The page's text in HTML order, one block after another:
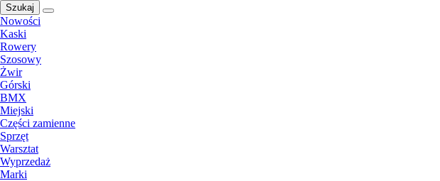
Szukaj
Nowości
Kaski
Rowery
Szosowy
Żwir
Górski
BMX
Miejski
Części zamienne
Sprzęt
Warsztat
Wyprzedaż
Marki